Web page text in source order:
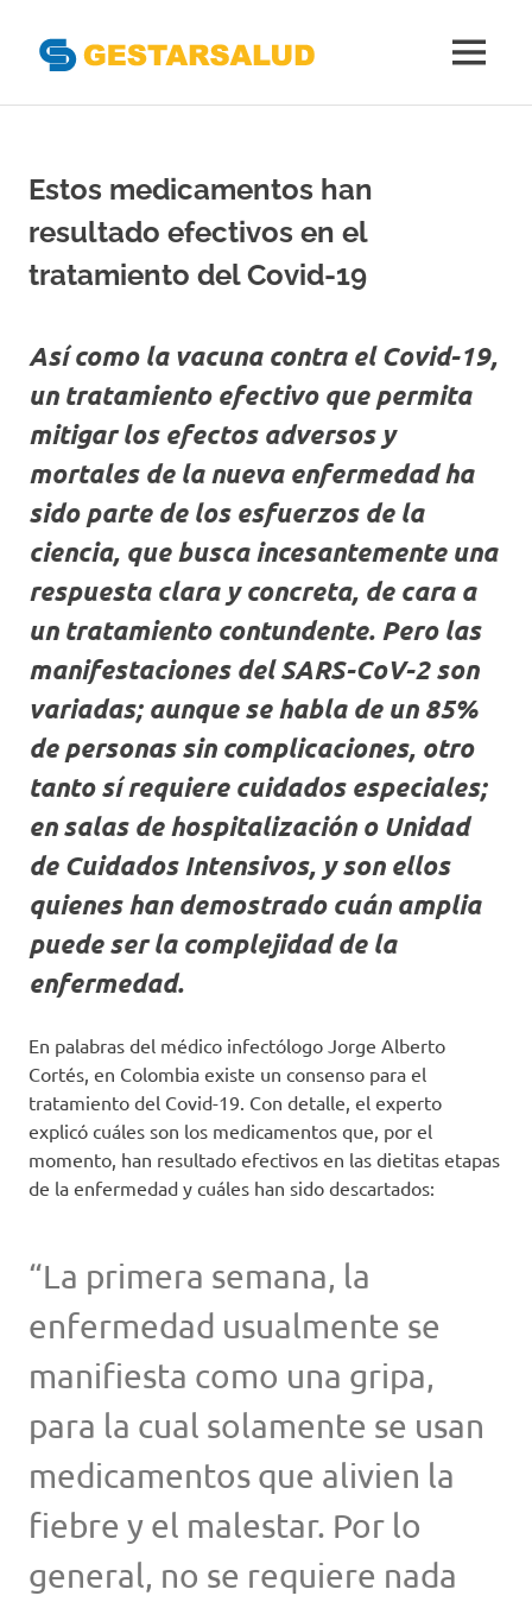
del
Aseguramiento
de
la
Salud
MENÚ
Estos medicamentos han
resultado efectivos en el
tratamiento del Covid-19
Así como la vacuna contra el Covid-19,
un tratamiento efectivo que permita
mitigar los efectos adversos y
mortales de la nueva enfermedad ha
sido parte de los esfuerzos de la
ciencia, que busca incesantemente una
respuesta clara y concreta, de cara a
un tratamiento contundente. Pero las
manifestaciones del SARS-CoV-2 son
variadas; aunque se habla de un 85%
de personas sin complicaciones, otro
tanto sí requiere cuidados especiales;
en salas de hospitalización o Unidad
de Cuidados Intensivos, y son ellos
quienes han demostrado cuán amplia
puede ser la complejidad de la
enfermedad.
En palabras del médico infectólogo Jorge Alberto
Cortés, en Colombia existe un consenso para el
tratamiento del Covid-19. Con detalle, el experto
explicó cuáles son los medicamentos que, por el
momento, han resultado efectivos en las dietitas etapas
de la enfermedad y cuáles han sido descartados:
“La primera semana, la
enfermedad usualmente se
manifiesta como una gripa,
para la cual solamente se usan
medicamentos que alivien la
fiebre y el malestar. Por lo
general, no se requiere nada